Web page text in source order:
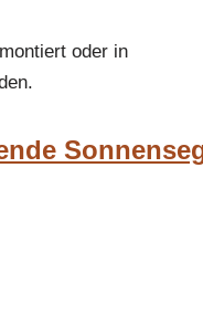
oder in